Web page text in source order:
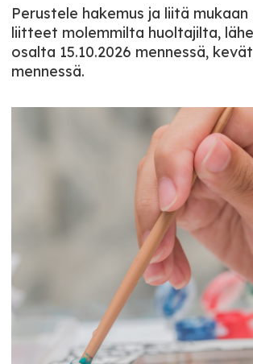
Perustele hakemus ja liitä
liitteet molemmilta huoltajilta,
osalta 15.10.2026 mennessä,
mennessä.